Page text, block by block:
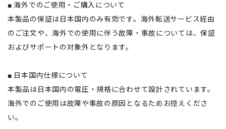
■ 海外でのご使用・ご購入について
本製品の保証は日本国内のみ有効です。海外転送サービス経由
のご注文や、海外での使用に伴う故障・事故については、保証
およびサポートの対象外となります。
■ 日本国内仕様について
本製品は日本国内の電圧・規格に合わせて設計されています。
海外でのご使用は故障や事故の原因となるためお控えくださ
い。